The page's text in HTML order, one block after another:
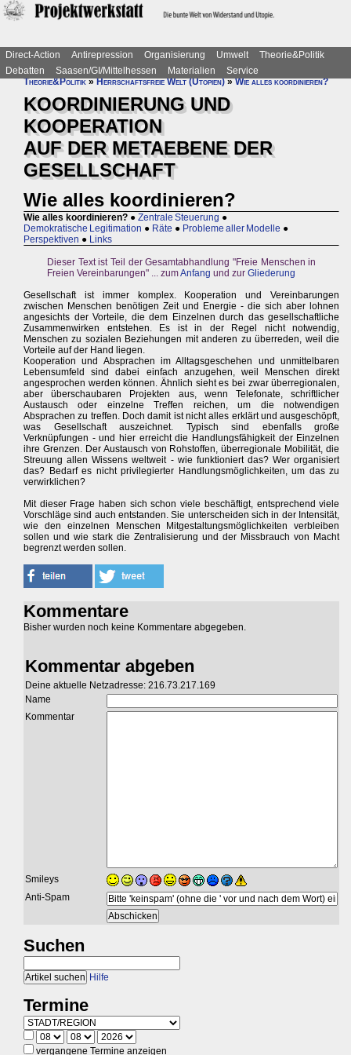
Direct-Action Antirepression Organisierung Umwelt
Theorie&Politik
Debatten
Saasen/GI/Mittelhessen Materialien
Service
Theorie&Politik»Herrschaftsfreie Welt (Utopien)»Wie alles koordinieren?
KOORDINIERUNG UND
KOOPERATION
AUF DER METAEBENE DER
GESELLSCHAFT
Wie alles koordinieren?
Wie alles koordinieren? ● Zentrale Steuerung ●
Demokratische Legitimation ● Räte ● Probleme aller Modelle ●
Perspektiven ● Links
Dieser Text ist Teil der Gesamtabhandlung "Freie Menschen in
Freien Vereinbarungen" ... zumAnfang und zur Gliederung
Gesellschaft ist immer komplex. Kooperation und Vereinbarungen
zwischen Menschen benötigen Zeit und Energie - die sich aber lohnen
angesichts der Vorteile, die dem Einzelnen durch das gesellschaftliche
Zusammenwirken entstehen. Es ist in der Regel nicht notwendig,
Menschen zu sozialen Beziehungen mit anderen zu überreden, weil die
Vorteile auf der Hand liegen.
Kooperation und Absprachen im Alltagsgeschehen und unmittelbaren
Lebensumfeld sind dabei einfach anzugehen, weil Menschen direkt
angesprochen werden können. Ähnlich sieht es bei zwar überregionalen,
aber überschaubaren Projekten aus, wenn Telefonate, schriftlicher
Austausch oder einzelne Treffen reichen, um die notwendigen
Absprachen zu treffen. Doch damit ist nicht alles erklärt und ausgeschöpft,
was Gesellschaft auszeichnet. Typisch sind ebenfalls große
Verknüpfungen - und hier erreicht die Handlungsfähigkeit der Einzelnen
ihre Grenzen. Der Austausch von Rohstoffen, überregionale Mobilität, die
Streuung allen Wissens weltweit - wie funktioniert das? Wer organisiert
das? Bedarf es nicht privilegierter Handlungsmöglichkeiten, um das zu
verwirklichen?
Mit dieser Frage haben sich schon viele beschäftigt, entsprechend viele
Vorschläge sind auch entstanden. Sie unterscheiden sich in der Intensität,
wie den einzelnen Menschen Mitgestaltungsmöglichkeiten verbleiben
sollen und wie stark die Zentralisierung und der Missbrauch von Macht
begrenzt werden sollen.
Kommentare
Bisher wurden noch keine Kommentare abgegeben.
Kommentar abgeben
Deine aktuelle Netzadresse: 216.73.217.169
Name
Kommentar
Smileys
Anti-Spam
Suchen
Hilfe
Termine
vergangene Termine anzeigen